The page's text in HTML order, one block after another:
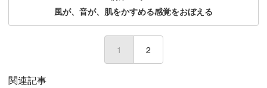
風が、音が、肌をかすめる感覚をおぼえる
1 (current)
2
関連記事